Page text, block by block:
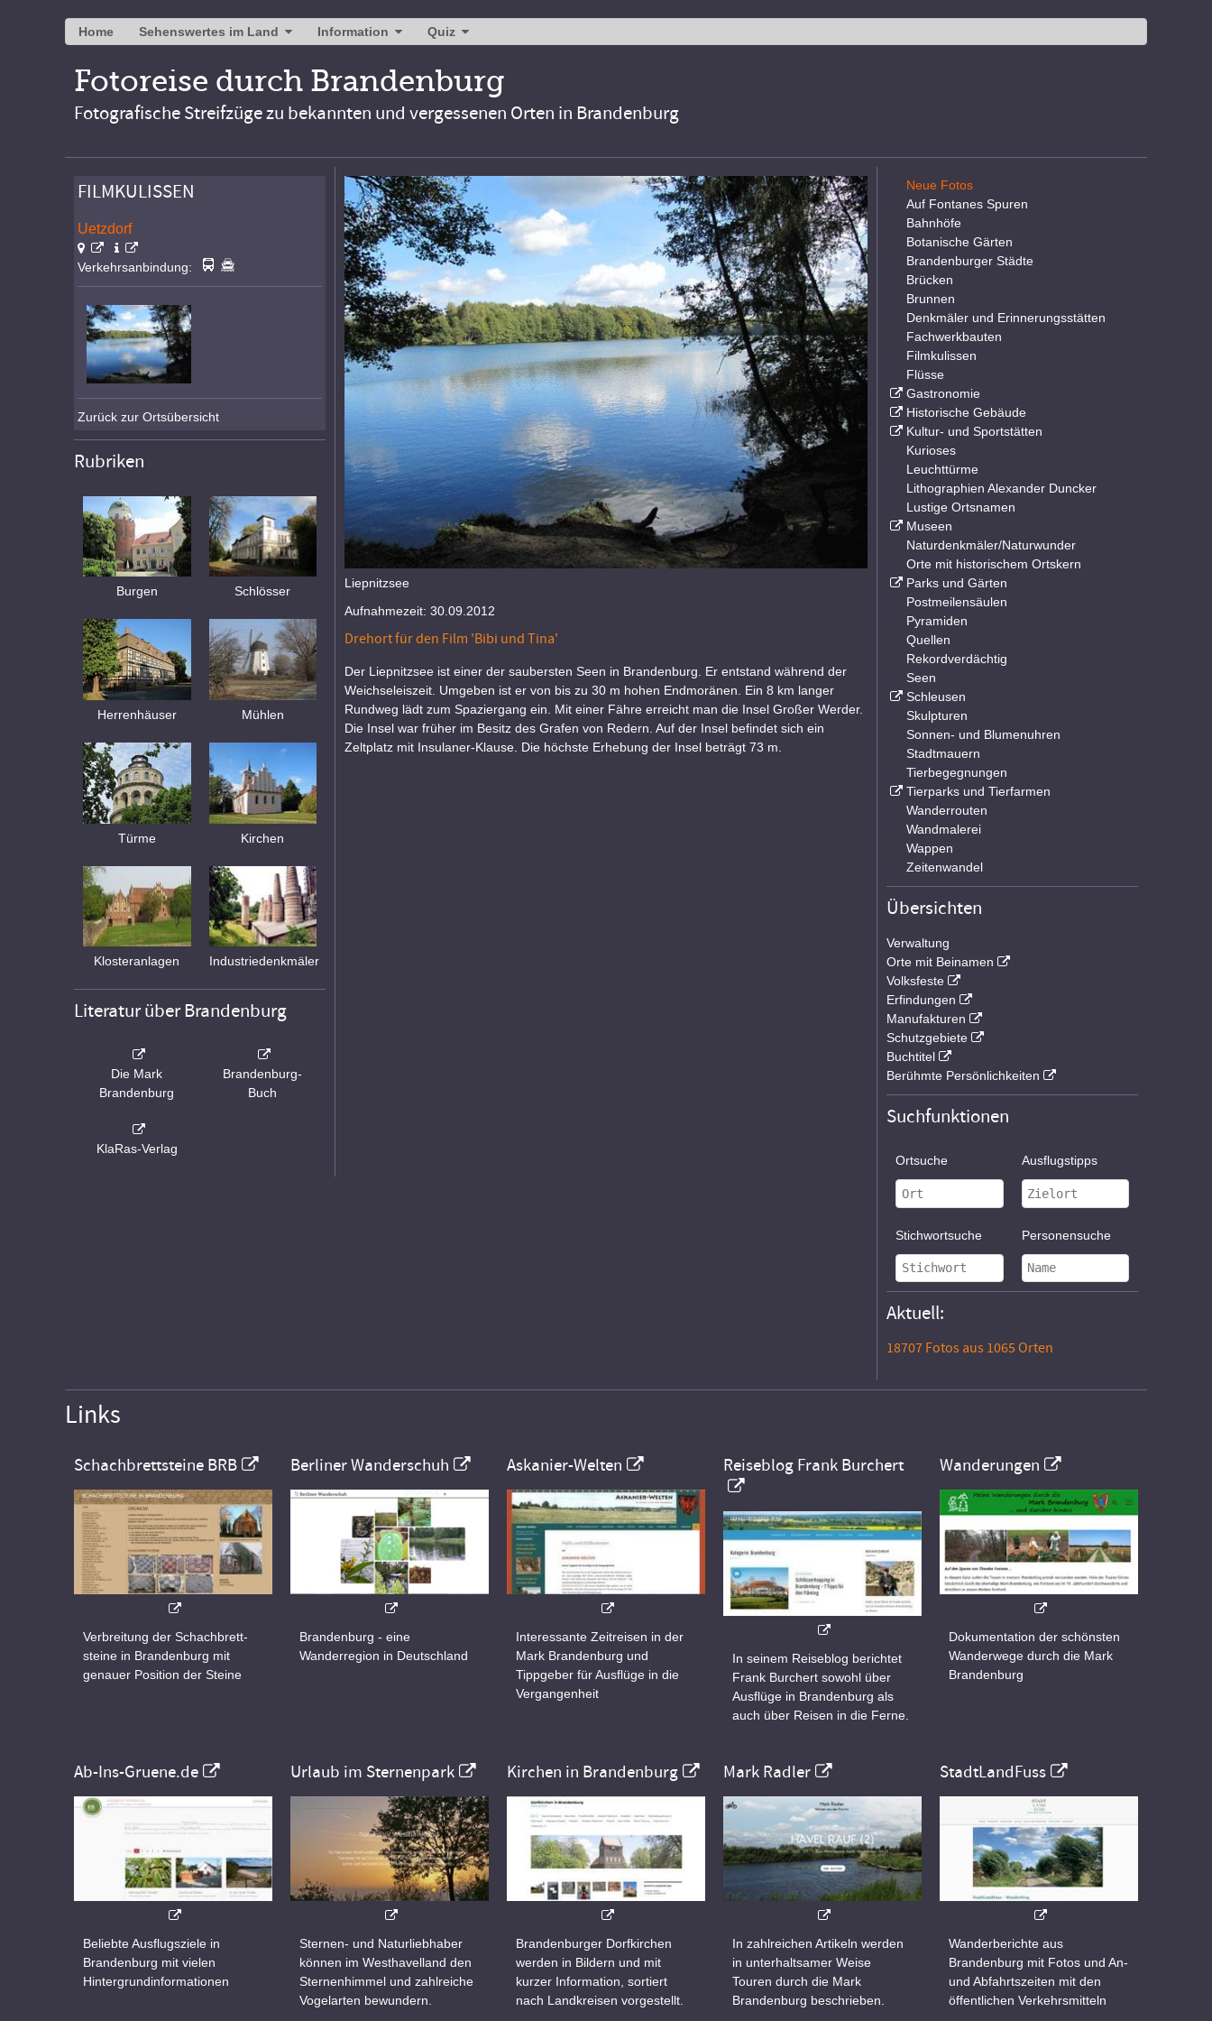
Home Sehenswertes im Land Information Quiz
Fotoreise durch Brandenburg
Fotografische Streifzüge zu bekannten und vergessenen Orten in Brandenburg
Liepnitzsee
Aufnahmezeit: 30.09.2012
Drehort für den Film 'Bibi und Tina'
Der Liepnitzsee ist einer der saubersten Seen in Brandenburg. Er entstand während der
Weichseleiszeit. Umgeben ist er von bis zu 30 m hohen Endmoränen. Ein 8 km langer
Rundweg lädt zum Spaziergang ein. Mit einer Fähre erreicht man die Insel Großer Werder.
Die Insel war früher im Besitz des Grafen von Redern. Auf der Insel befindet sich ein
Zeltplatz mit Insulaner-Klause. Die höchste Erhebung der Insel beträgt 73 m.
FILMKULISSEN
Uetzdorf
Verkehrsanbindung:
Zurück zur Ortsübersicht
Rubriken
Burgen Schlösser
Herrenhäuser Mühlen
Türme Kirchen
Klosteranlagen Industriedenkmäler
Literatur über Brandenburg
Die Mark
Brandenburg
Brandenburg-
Buch
KlaRas-Verlag
Neue Fotos
Auf Fontanes Spuren
Bahnhöfe
Botanische Gärten
Brandenburger Städte
Brücken
Brunnen
Denkmäler und Erinnerungsstätten
Fachwerkbauten
Filmkulissen
Flüsse
Gastronomie
Historische Gebäude
Kultur- und Sportstätten
Kurioses
Leuchttürme
Lithographien Alexander Duncker
Lustige Ortsnamen
Museen
Naturdenkmäler/Naturwunder
Orte mit historischem Ortskern
Parks und Gärten
Postmeilensäulen
Pyramiden
Quellen
Rekordverdächtig
Seen
Schleusen
Skulpturen
Sonnen- und Blumenuhren
Stadtmauern
Tierbegegnungen
Tierparks und Tierfarmen
Wanderrouten
Wandmalerei
Wappen
Zeitenwandel
Übersichten
Verwaltung
Orte mit Beinamen
Volksfeste
Erfindungen
Manufakturen
Schutzgebiete
Buchtitel
Berühmte Persönlichkeiten
Suchfunktionen
Ortsuche Ausflugstipps
Stichwortsuche Personensuche
Aktuell:
18707 Fotos aus 1065 Orten
Links
Schachbrettsteine BRB
Verbreitung der Schachbrett-
steine in Brandenburg mit
genauer Position der Steine
Berliner Wanderschuh
Brandenburg - eine
Wanderregion in Deutschland
Askanier-Welten
Interessante Zeitreisen in der
Mark Brandenburg und
Tippgeber für Ausflüge in die
Vergangenheit
Reiseblog Frank Burchert
In seinem Reiseblog berichtet
Frank Burchert sowohl über
Ausflüge in Brandenburg als
auch über Reisen in die Ferne.
Wanderungen
Dokumentation der schönsten
Wanderwege durch die Mark
Brandenburg
Ab-Ins-Gruene.de
Beliebte Ausflugsziele in
Brandenburg mit vielen
Hintergrundinformationen
Urlaub im Sternenpark
Sternen- und Naturliebhaber
können im Westhavelland den
Sternenhimmel und zahlreiche
Vogelarten bewundern.
Kirchen in Brandenburg
Brandenburger Dorfkirchen
werden in Bildern und mit
kurzer Information, sortiert
nach Landkreisen vorgestellt.
Mark Radler
In zahlreichen Artikeln werden
in unterhaltsamer Weise
Touren durch die Mark
Brandenburg beschrieben.
StadtLandFuss
Wanderberichte aus
Brandenburg mit Fotos und An-
und Abfahrtszeiten mit den
öffentlichen Verkehrsmitteln